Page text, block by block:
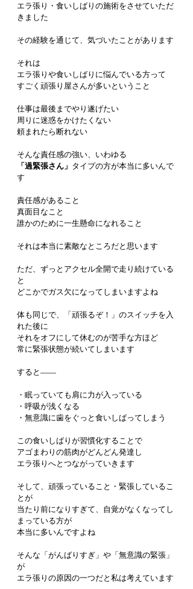
エラ張り・食いしばりの施術をさせていただ
きました
その経験を通じて、気づいたことがあります
それは
エラ張りや食いしばりに悩んでいる方って
すごく頑張り屋さんが多いということ
仕事は最後までやり遂げたい
周りに迷惑をかけたくない
頼まれたら断れない
そんな責任感の強い、いわゆる
「過緊張さん」 タイプの方が本当に多いんで
す
責任感があること
真面目なこと
誰かのために一生懸命になれること
それは本当に素敵なところだと思います
ただ、ずっとアクセル全開で走り続けている
と
どこかでガス欠になってしまいますよね
体も同じで、「頑張るぞ！」のスイッチを入
れた後に
それをオフにして休むのが苦手な方ほど
常に緊張状態が続いてしまいます
すると——
・眠っていても肩に力が入っている
・呼吸が浅くなる
・無意識に歯をぐっと食いしばってしまう
この食いしばりが習慣化することで
アゴまわりの筋肉がどんどん発達し
エラ張りへとつながっていきます
そして、頑張っていること・緊張しているこ
とが
当たり前になりすぎて、自覚がなくなってし
まっている方が
本当に多いんですよね
そんな「がんばりすぎ」や「無意識の緊張」
が
エラ張りの原因の一つだと私は考えています